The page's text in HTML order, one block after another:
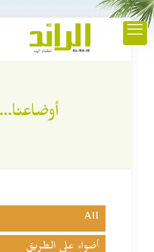
All
أضواء على الطريق